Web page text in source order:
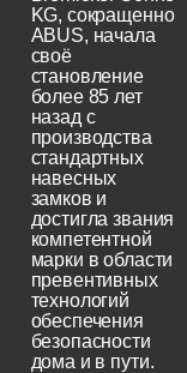
KG, сокращенно
ABUS, начала
своё
становление
более 85 лет
назад с
производства
стандартных
навесных
замков и
достигла звания
компетентной
марки в области
превентивных
технологий
обеспечения
безопасности
дома и в пути.